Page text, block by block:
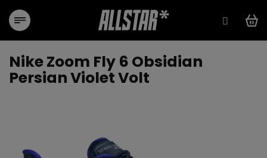
obsah
Nike Zoom Fly 6 Obsidian
Persian Violet Volt